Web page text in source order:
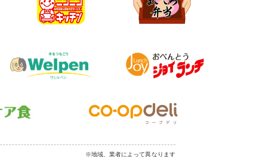
※地域、業者によって異なります